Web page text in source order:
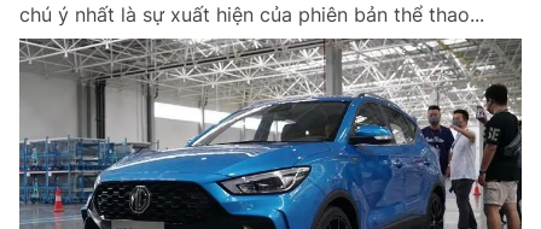
chú ý nhất là sự xuất hiện của phiên bản thể thao...